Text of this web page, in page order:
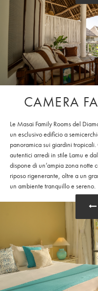
CAMERA
Le Masai Family Rooms del
un esclusivo edificio a
panoramica sui giardini
autentici arredi in stile Lamu e
dispone di un’ampia zona notte
riposo rigenerante, oltre a un
un ambiente tranquillo e sereno.